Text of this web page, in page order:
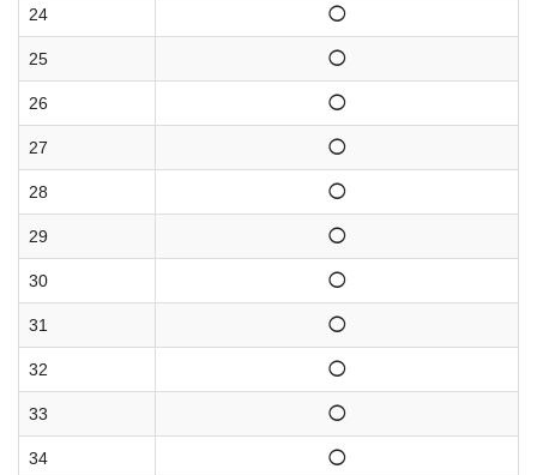
24 ◯
25 ◯
26 ◯
27 ◯
28 ◯
29 ◯
30 ◯
31 ◯
32 ◯
33 ◯
34 ◯